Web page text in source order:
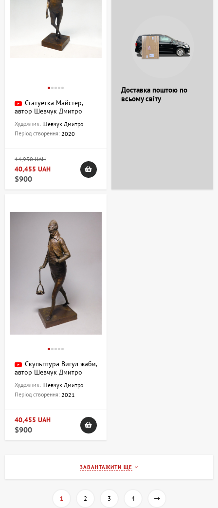
Статуетка Майстер,
автор Шевчук Дмитро
Художник: Шевчук Дмитро
Період створення: 2020
44,950 UAH
40,455 UAH
$900
Доставка поштою по
всьому світу
Скульптура Вигул жаби,
автор Шевчук Дмитро
Художник: Шевчук Дмитро
Період створення: 2021
40,455 UAH
$900
ЗАВАНТАЖИТИ ЩЕ
1 2 3 4